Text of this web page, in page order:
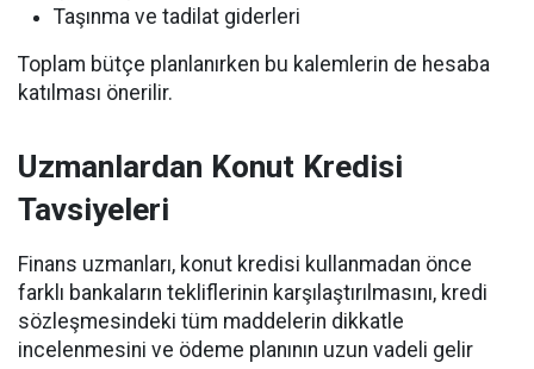
Taşınma ve tadilat giderleri
Toplam bütçe planlanırken bu kalemlerin de hesaba
katılması önerilir.
Uzmanlardan Konut Kredisi
Tavsiyeleri
Finans uzmanları, konut kredisi kullanmadan önce
farklı bankaların tekliflerinin karşılaştırılmasını, kredi
sözleşmesindeki tüm maddelerin dikkatle
incelenmesini ve ödeme planının uzun vadeli gelir